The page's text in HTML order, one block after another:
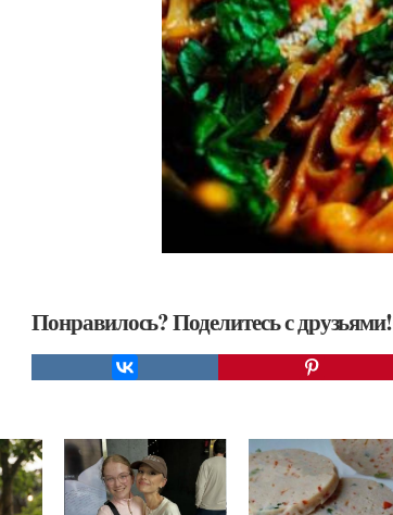
Понравилось? Поделитесь с друзьями!